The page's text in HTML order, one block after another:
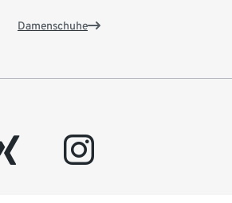
Damenschuhe
instagram